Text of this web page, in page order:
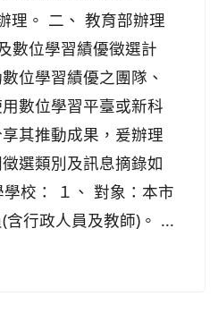
理。 二、 教育部辦理
數位學習績優徵選計
位學習績優之團隊、
數位學習平臺或新科
其推動成果，爰辦理
選類別及訊息摘錄如
校： １、 對象：本市
行政人員及教師)。 ...